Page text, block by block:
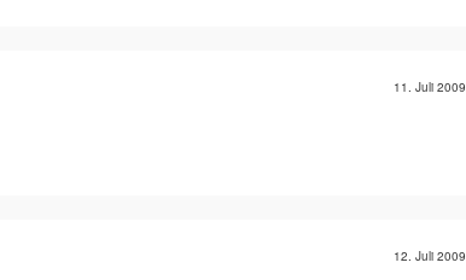
11. Juli 2009
12. Juli 2009